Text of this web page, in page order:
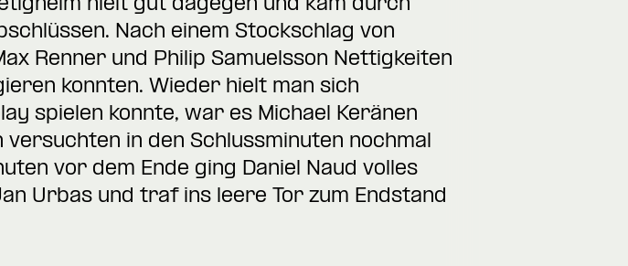
hielt gut dagegen und kam durch
Nach einem Stockschlag von
Renner und Philip Samuelsson Nettigkeiten
konnten. Wieder hielt man sich
spielen konnte, war es Michael Keränen
in den Schlussminuten nochmal
vor dem Ende ging Daniel Naud volles
Urbas und traf ins leere Tor zum Endstand